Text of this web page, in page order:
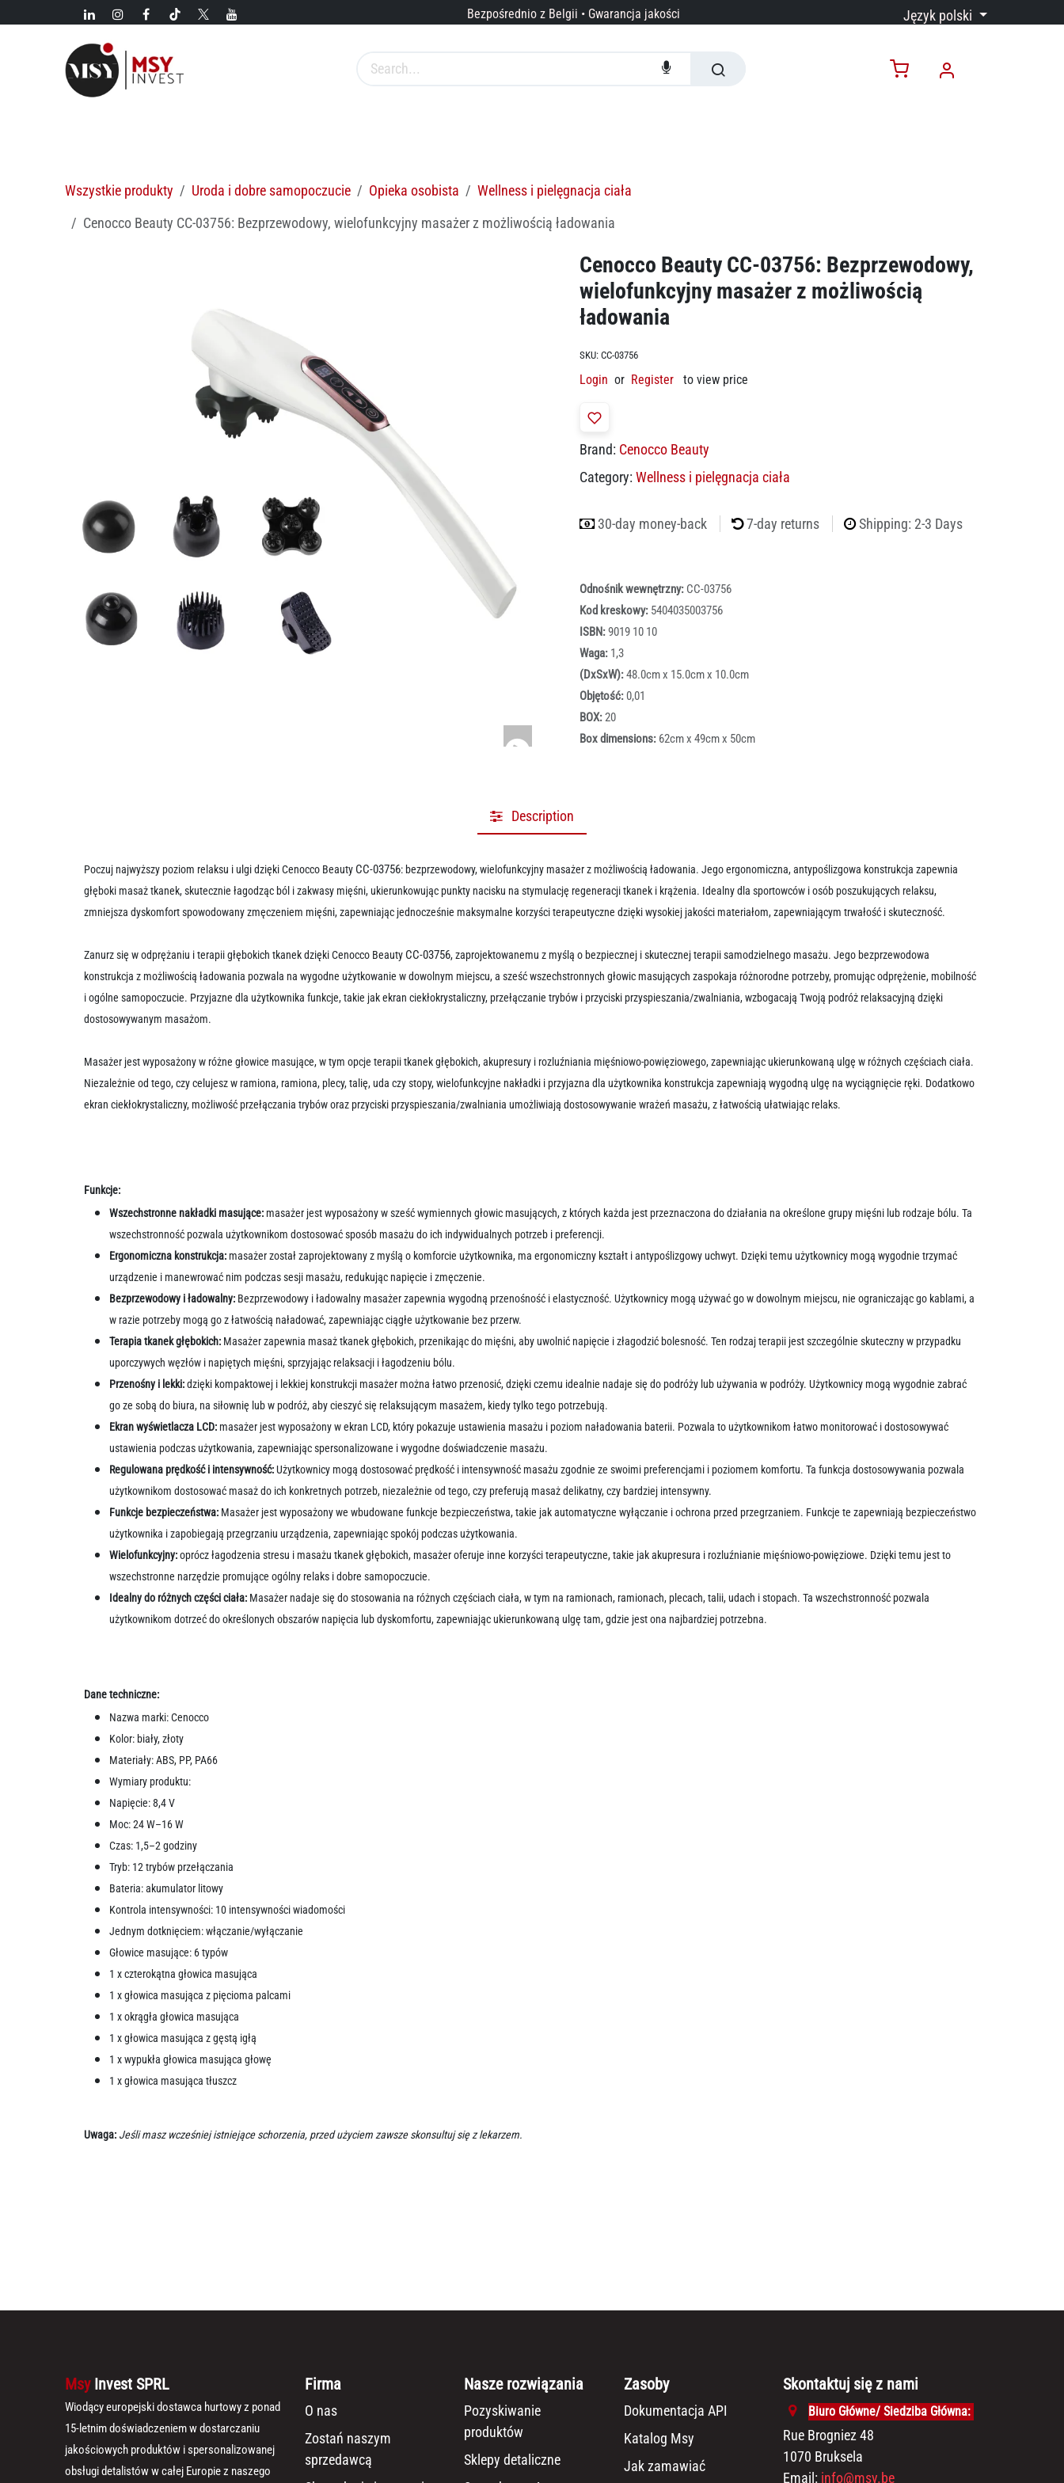
Przejdź do zawartości Bezpośrednio z Belgii • Gwarancja jakości Język polski
Wszystkie produkty Uroda i dobre samopoczucie Opieka osobista
Wellness i pielęgnacja ciała
Cenocco Beauty CC-03756: Bezprzewodowy, wielofunkcyjny masażer z możliwością ładowania
Cenocco Beauty CC-03756: Bezprzewodowy,
wielofunkcyjny masażer z możliwością
ładowania
SKU: CC-03756
Login or Register to view price
Brand: Cenocco Beauty
Category: Wellness i pielęgnacja ciała
30-day money-back 7-day returns Shipping: 2-3 Days
Odnośnik wewnętrzny: CC-03756
Kod kreskowy: 5404035003756
ISBN:9019 10 10
Waga: 1,3
(DxSxW):48.0cm x 15.0cm x 10.0cm
Objętość:0,01
BOX:20
Box dimensions: 62cm x 49cm x 50cm
Description
Poczuj najwyższy poziom relaksu i ulgi dzięki Cenocco Beauty CC-03756: bezprzewodowy, wielofunkcyjny masażer z możliwością ładowania. Jego ergonomiczna, antypoślizgowa konstrukcja zapewnia
głęboki masaż tkanek, skutecznie łagodząc ból i zakwasy mięśni, ukierunkowując punkty nacisku na stymulację regeneracji tkanek i krążenia. Idealny dla sportowców i osób poszukujących relaksu,
zmniejsza dyskomfort spowodowany zmęczeniem mięśni, zapewniając jednocześnie maksymalne korzyści terapeutyczne dzięki wysokiej jakości materiałom, zapewniającym trwałość i skuteczność.
Zanurz się w odprężaniu i terapii głębokich tkanek dzięki Cenocco Beauty CC-03756, zaprojektowanemu z myślą o bezpiecznej i skutecznej terapii samodzielnego masażu. Jego bezprzewodowa
konstrukcja z możliwością ładowania pozwala na wygodne użytkowanie w dowolnym miejscu, a sześć wszechstronnych głowic masujących zaspokaja różnorodne potrzeby, promując odprężenie, mobilność
i ogólne samopoczucie. Przyjazne dla użytkownika funkcje, takie jak ekran ciekłokrystaliczny, przełączanie trybów i przyciski przyspieszania/zwalniania, wzbogacają Twoją podróż relaksacyjną dzięki
dostosowywanym masażom.
Masażer jest wyposażony w różne głowice masujące, w tym opcje terapii tkanek głębokich, akupresury i rozluźniania mięśniowo-powięziowego, zapewniając ukierunkowaną ulgę w różnych częściach ciała.
Niezależnie od tego, czy celujesz w ramiona, ramiona, plecy, talię, uda czy stopy, wielofunkcyjne nakładki i przyjazna dla użytkownika konstrukcja zapewniają wygodną ulgę na wyciągnięcie ręki. Dodatkowo
ekran ciekłokrystaliczny, możliwość przełączania trybów oraz przyciski przyspieszania/zwalniania umożliwiają dostosowywanie wrażeń masażu, z łatwością ułatwiając relaks.
Funkcje:
Wszechstronne nakładki masujące: masażer jest wyposażony w sześć wymiennych głowic masujących, z których każda jest przeznaczona do działania na określone grupy mięśni lub rodzaje bólu. Ta
wszechstronność pozwala użytkownikom dostosować sposób masażu do ich indywidualnych potrzeb i preferencji.
Ergonomiczna konstrukcja: masażer został zaprojektowany z myślą o komforcie użytkownika, ma ergonomiczny kształt i antypoślizgowy uchwyt. Dzięki temu użytkownicy mogą wygodnie trzymać
urządzenie i manewrować nim podczas sesji masażu, redukując napięcie i zmęczenie.
Bezprzewodowy i ładowalny: Bezprzewodowy i ładowalny masażer zapewnia wygodną przenośność i elastyczność. Użytkownicy mogą używać go w dowolnym miejscu, nie ograniczając go kablami, a
w razie potrzeby mogą go z łatwością naładować, zapewniając ciągłe użytkowanie bez przerw.
Terapia tkanek głębokich: Masażer zapewnia masaż tkanek głębokich, przenikając do mięśni, aby uwolnić napięcie i złagodzić bolesność. Ten rodzaj terapii jest szczególnie skuteczny w przypadku
uporczywych węzłów i napiętych mięśni, sprzyjając relaksacji i łagodzeniu bólu.
Przenośny i lekki:dzięki kompaktowej i lekkiej konstrukcji masażer można łatwo przenosić, dzięki czemu idealnie nadaje się do podróży lub używania w podróży. Użytkownicy mogą wygodnie zabrać
go ze sobą do biura, na siłownię lub w podróż, aby cieszyć się relaksującym masażem, kiedy tylko tego potrzebują.
Ekran wyświetlacza LCD: masażer jest wyposażony w ekran LCD, który pokazuje ustawienia masażu i poziom naładowania baterii. Pozwala to użytkownikom łatwo monitorować i dostosowywać
ustawienia podczas użytkowania, zapewniając spersonalizowane i wygodne doświadczenie masażu.
Regulowana prędkość i intensywność:Użytkownicy mogą dostosować prędkość i intensywność masażu zgodnie ze swoimi preferencjami i poziomem komfortu. Ta funkcja dostosowywania pozwala
użytkownikom dostosować masaż do ich konkretnych potrzeb, niezależnie od tego, czy preferują masaż delikatny, czy bardziej intensywny.
Funkcje bezpieczeństwa: Masażer jest wyposażony we wbudowane funkcje bezpieczeństwa, takie jak automatyczne wyłączanie i ochrona przed przegrzaniem. Funkcje te zapewniają bezpieczeństwo
użytkownika i zapobiegają przegrzaniu urządzenia, zapewniając spokój podczas użytkowania.
Wielofunkcyjny:oprócz łagodzenia stresu i masażu tkanek głębokich, masażer oferuje inne korzyści terapeutyczne, takie jak akupresura i rozluźnianie mięśniowo-powięziowe. Dzięki temu jest to
wszechstronne narzędzie promujące ogólny relaks i dobre samopoczucie.
Idealny do różnych części ciała: Masażer nadaje się do stosowania na różnych częściach ciała, w tym na ramionach, ramionach, plecach, talii, udach i stopach. Ta wszechstronność pozwala
użytkownikom dotrzeć do określonych obszarów napięcia lub dyskomfortu, zapewniając ukierunkowaną ulgę tam, gdzie jest ona najbardziej potrzebna.
Dane techniczne:
Nazwa marki: Cenocco
Kolor: biały, złoty
Materiały: ABS, PP, PA66
Wymiary produktu:
Napięcie: 8,4 V
Moc: 24 W–16 W
Czas: 1,5–2 godziny
Tryb: 12 trybów przełączania
Bateria: akumulator litowy
Kontrola intensywności: 10 intensywności wiadomości
Jednym dotknięciem: włączanie/wyłączanie
Głowice masujące: 6 typów
1 x czterokątna głowica masująca
1 x głowica masująca z pięcioma palcami
1 x okrągła głowica masująca
1 x głowica masująca z gęstą igłą
1 x wypukła głowica masująca głowę
1 x głowica masująca tłuszcz
Uwaga: Jeśli masz wcześniej istniejące schorzenia, przed użyciem zawsze skonsultuj się z lekarzem.
Msy Invest SPRL
Wiodący europejski dostawca hurtowy z ponad
15-letnim doświadczeniem w dostarczaniu
jakościowych produktów i spersonalizowanej
obsługi detalistów w całej Europie z naszego
Firma
O nas
Zostań naszym
sprzedawcą
Nasze rozwiązania
Pozyskiwanie
produktów
Sklepy detaliczne
Zasoby
Dokumentacja API
Katalog Msy
Jak zamawiać
Skontaktuj się z nami
Biuro Główne/ Siedziba Główna:
Rue Brogniez 48
1070 Bruksela
Email: info@msy.be